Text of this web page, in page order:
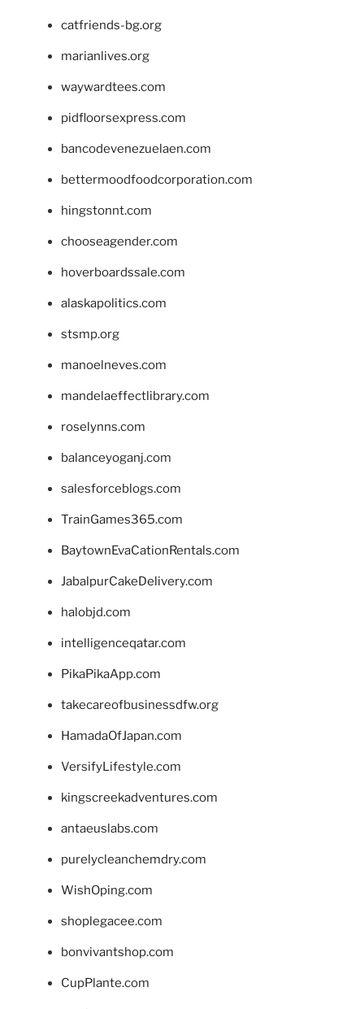
catfriends-bg.org
marianlives.org
waywardtees.com
pidfloorsexpress.com
bancodevenezuelaen.com
bettermoodfoodcorporation.com
hingstonnt.com
chooseagender.com
hoverboardssale.com
alaskapolitics.com
stsmp.org
manoelneves.com
mandelaeffectlibrary.com
roselynns.com
balanceyoganj.com
salesforceblogs.com
TrainGames365.com
BaytownEvaCationRentals.com
JabalpurCakeDelivery.com
halobjd.com
intelligenceqatar.com
PikaPikaApp.com
takecareofbusinessdfw.org
HamadaOfJapan.com
VersifyLifestyle.com
kingscreekadventures.com
antaeuslabs.com
purelycleanchemdry.com
WishOping.com
shoplegacee.com
bonvivantshop.com
CupPlante.com